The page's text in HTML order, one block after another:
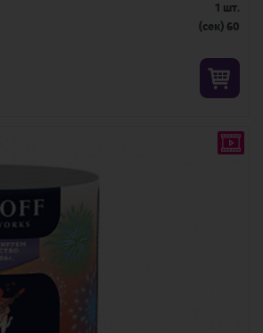
1 шт.
(сек) 60